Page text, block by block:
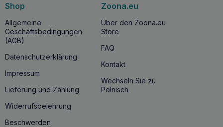
erhöhen – wichtig für übergewichtige Hunde oder solche,
die eine spezielle Diät benötigen.
Warum sollten Sie GAMEDOG Iceland Fish Oil
33/22 250ml kaufen?
GAMEDOG Island Fischöl 33/22 250ml
hochkonzentrierte
Quelle von Omega-3-Fettsäuren
es zu einer hochwirksamen therapeutischen Unterstützung
bei einer Vielzahl von Erkrankungen und zur Verbesserung
der allgemeinen Gesundheit Ihres Hundes macht. Dank
EPA-
Nahrungsergänzungsmittel wirksam
Shop
Allgemeine
Geschäftsbedingungen
(AGB)
Datenschutzerklärung
Impressum
Lieferung und Zahlung
Widerrufsbelehrung
Beschwerden
Zoona.eu
Über den Zoona.eu
Store
FAQ
Kontakt
Wechseln Sie zu
Polnisch